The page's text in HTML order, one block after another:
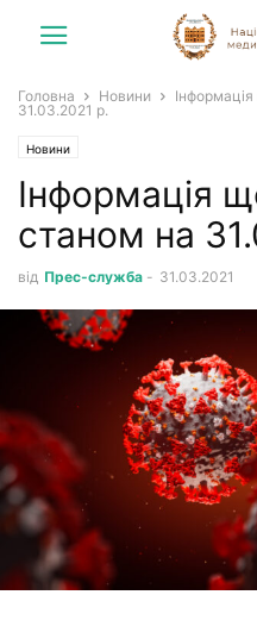
Головна Новини
31.03.2021 р.
Новини
Інформація
станом на
від Прес-служба - 31.03.2021